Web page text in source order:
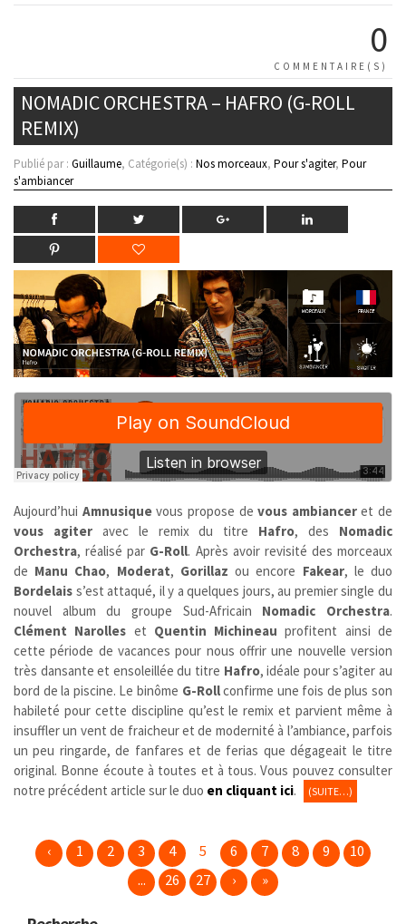
0
COMMENTAIRE(S)
NOMADIC ORCHESTRA – HAFRO (G-ROLL
REMIX)
Publié par : Guillaume, Catégorie(s) : Nos morceaux, Pour s'agiter, Pour
s'ambiancer
Aujourd’hui Amnusiquevous propose devous ambianceret de
vous agiteravec le remix du titre Hafro, des Nomadic
Orchestra, réalisé par G-Roll. Après avoir revisité des morceaux
de Manu Chao, Moderat, Gorillaz ou encore Fakear, le duo
Bordelais s’est attaqué, il y a quelques jours, au premier single du
nouvel album du groupe Sud-Africain Nomadic Orchestra.
Clément Narolles et Quentin Michineauprofitent ainsi de
cette période de vacances pour nous offrir une nouvelle version
très dansante et ensoleillée du titre Hafro, idéale pour s’agiter au
bord de la piscine. Le binôme G-Rollconfirme une fois de plus son
habileté pour cette discipline qu’est le remix et parvient même à
insuffler un vent de fraicheur et de modernité à l’ambiance, parfois
un peu ringarde, de fanfares et de ferias que dégageait le titre
original. Bonne écoute à toutes et à tous. Vous pouvez consulter
notre précédent article sur le duo en cliquant ici. (SUITE…)
‹ 1 2 3 4 5 6 7 8 9
10
...
26 27 › »